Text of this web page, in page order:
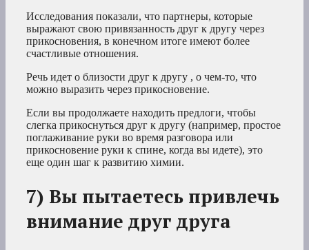
Исследования показали, что партнеры, которые
выражают свою привязанность друг к другу через
прикосновения, в конечном итоге имеют более
счастливые отношения.
Речь идет о близости друг к другу , о чем-то, что
можно выразить через прикосновение.
Если вы продолжаете находить предлоги, чтобы
слегка прикоснуться друг к другу (например, простое
поглаживание руки во время разговора или
прикосновение руки к спине, когда вы идете), это
еще один шаг к развитию химии.
7) Вы пытаетесь привлечь
внимание друг друга